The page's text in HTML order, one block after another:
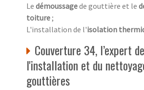
Le démoussagede gouttière et le
toiture;
L'installation de l'isolation
Couverture 34, l’expert de
l'installation et du
gouttières